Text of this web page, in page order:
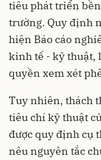
tiêu phát triển
trường. Quy định
hiện Báo cáo
kinh tế - kỹ thuật,
quyền xem xét
Tuy nhiên, thách
tiêu chí kỹ thuật
được quy định cụ
nêu nguyên tắc